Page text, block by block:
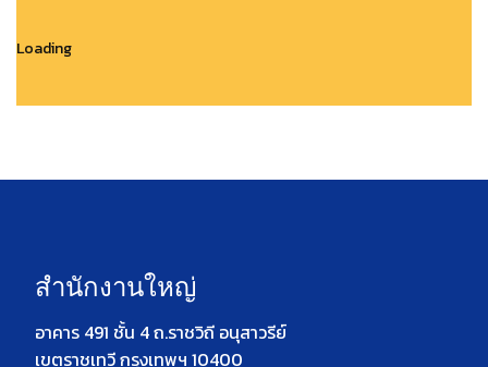
Loading
สำนักงานใหญ่
อาคาร 491 ชั้น 4 ถ.ราชวิถี อนุสาวรีย์
เขตราชเทวี กรุงเทพฯ 10400